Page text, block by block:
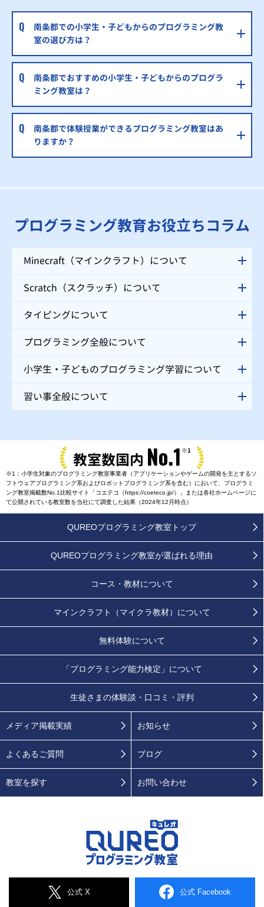
南条郡での小学生・子どもからのプログラミング教
室の選び方は？
南条郡でおすすめの小学生・子どもからのプログラ
ミング教室は？
南条郡で体験授業ができるプログラミング教室はあ
りますか？
プログラミング教育お役立ちコラム
Minecraft（マインクラフト）について
Scratch（スクラッチ）について
タイピングについて
プログラミング全般について
小学生・子どものプログラミング学習について
習い事全般について
教室数国内 No.1 ※1
※1：小学生対象のプログラミング教室事業者（アプリケーションやゲームの開発を主とするソ
フトウェアプログラミング系およびロボットプログラミング系を含む）において、プログラミ
ング教室掲載数No.1比較サイト「コエテコ（https://coeteco.jp/）」または各社ホームページに
て公開されている教室数を当社にて調査した結果（2024年12月時点）
公式 X 公式 Facebook
QUREOプログラミング教室トップ
QUREOプログラミング教室が選ばれる理由
コース・教材について
マインクラフト（マイクラ教材）について
無料体験について
「プログラミング能力検定」 について
生徒さまの体験談・口コミ・評判
メディア掲載実績 お知らせ
よくあるご質問 ブログ
教室を探す お問い合わせ